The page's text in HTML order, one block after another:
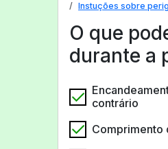
Instuções sobre
O que
durante a
contrário
Comprimento